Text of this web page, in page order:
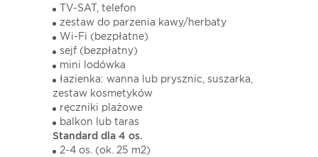
TV-SAT, telefon
zestaw do parzenia kawy/herbaty
Wi-Fi (bezpłatne)
sejf (bezpłatny)
mini lodówka
łazienka: wanna lub prysznic, suszarka,
zestaw kosmetyków
ręczniki plażowe
balkon lub taras
Standard dla 4 os.
2-4 os. (ok. 25 m2)